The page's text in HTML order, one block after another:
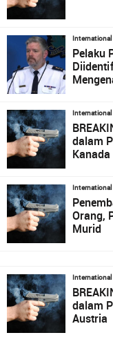
International
Pelaku
International
dalam
Kanada
International
Orang,
Murid
International
dalam
Austria